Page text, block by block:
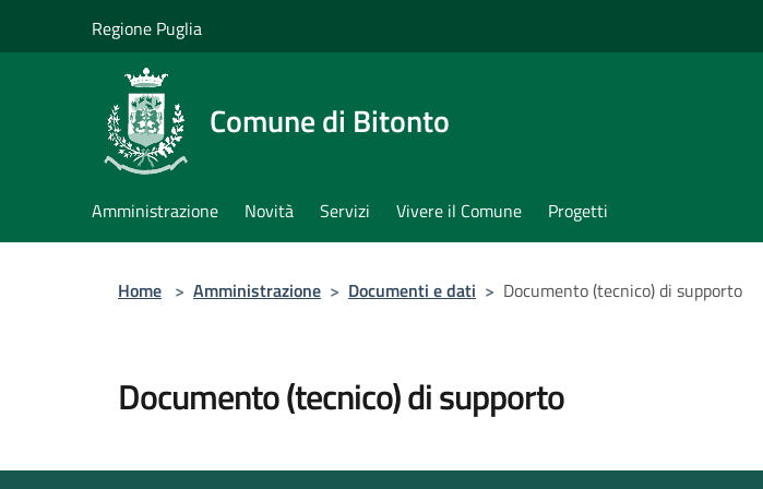
Regione Puglia
Comune di Bitonto
Amministrazione Novità Servizi Vivere il Comune Progetti
Home > Amministrazione > Documenti e dati > Documento (tecnico) di supporto
Documento (tecnico) di supporto